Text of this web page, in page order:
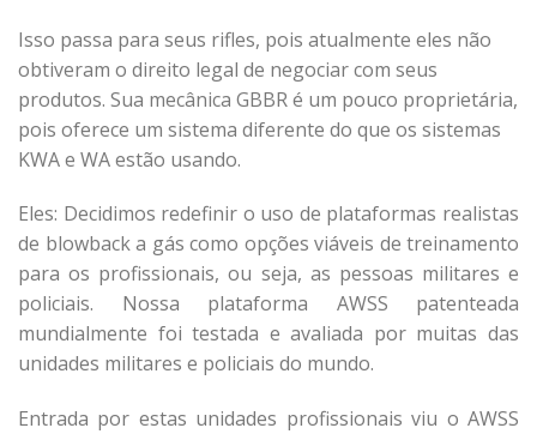
Isso passa para seus rifles, pois atualmente eles não
obtiveram o direito legal de negociar com seus
produtos. Sua mecânica GBBR é um pouco proprietária,
pois oferece um sistema diferente do que os sistemas
KWA e WA estão usando.
Eles: Decidimos redefinir o uso de plataformas realistas
de blowback a gás como opções viáveis ​​de treinamento
para os profissionais, ou seja, as pessoas militares e
policiais. Nossa plataforma AWSS patenteada
mundialmente foi testada e avaliada por muitas das
unidades militares e policiais do mundo.
Entrada por estas unidades profissionais viu o AWSS